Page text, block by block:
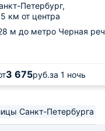
Петербург,
км от центра
м до метро Черная
3 675руб.за 1 ночь
Санкт-Петербурга